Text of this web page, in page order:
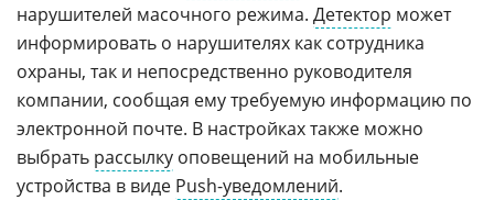
нарушителей масочного режима. Детектор может
информировать о нарушителях как сотрудника
охраны, так и непосредственно руководителя
компании, сообщая ему требуемую информацию по
электронной почте. В настройках также можно
выбрать рассылку оповещений на мобильные
устройства в виде Push-уведомлений.